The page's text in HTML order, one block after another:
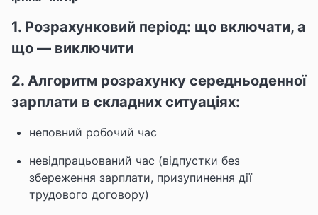
1. Розрахунковий період: що включати, а
що — виключити
2. Алгоритм розрахунку середньоденної
зарплати в складних ситуаціях:
неповний робочий час
невідпрацьований час (відпустки без
збереження зарплати, призупинення дії
трудового договору)